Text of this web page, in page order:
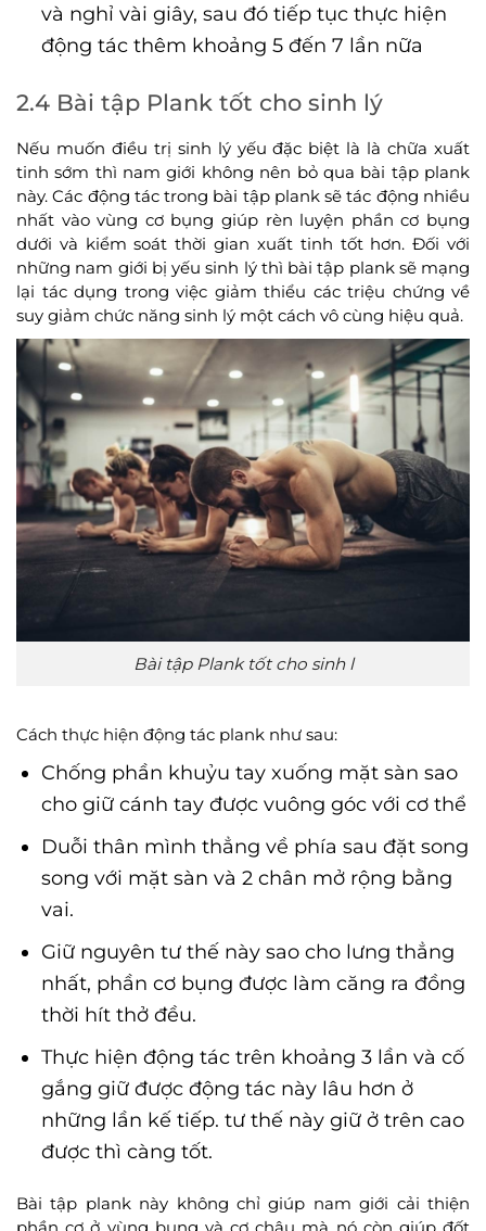
và nghỉ vài giây, sau đó tiếp tục thực hiện
động tác thêm khoảng 5 đến 7 lần nữa
2.4 Bài tập Plank tốt cho sinh lý
Nếu muốn điều trị sinh lý yếu đặc biệt là là chữa xuất
tinh sớm thì nam giới không nên bỏ qua bài tập plank
này. Các động tác trong bài tập plank sẽ tác động nhiều
nhất vào vùng cơ bụng giúp rèn luyện phần cơ bụng
dưới và kiểm soát thời gian xuất tinh tốt hơn. Đối với
những nam giới bị yếu sinh lý thì bài tập plank sẽ mạng
lại tác dụng trong việc giảm thiểu các triệu chứng về
suy giảm chức năng sinh lý một cách vô cùng hiệu quả.
Bài tập Plank tốt cho sinh l
Cách thực hiện động tác plank như sau:
Chống phần khuỷu tay xuống mặt sàn sao
cho giữ cánh tay được vuông góc với cơ thể
Duỗi thân mình thẳng về phía sau đặt song
song với mặt sàn và 2 chân mở rộng bằng
vai.
Giữ nguyên tư thế này sao cho lưng thẳng
nhất, phần cơ bụng được làm căng ra đồng
thời hít thở đều.
Thực hiện động tác trên khoảng 3 lần và cố
gắng giữ được động tác này lâu hơn ở
những lần kế tiếp. tư thế này giữ ở trên cao
được thì càng tốt.
Bài tập plank này không chỉ giúp nam giới cải thiện